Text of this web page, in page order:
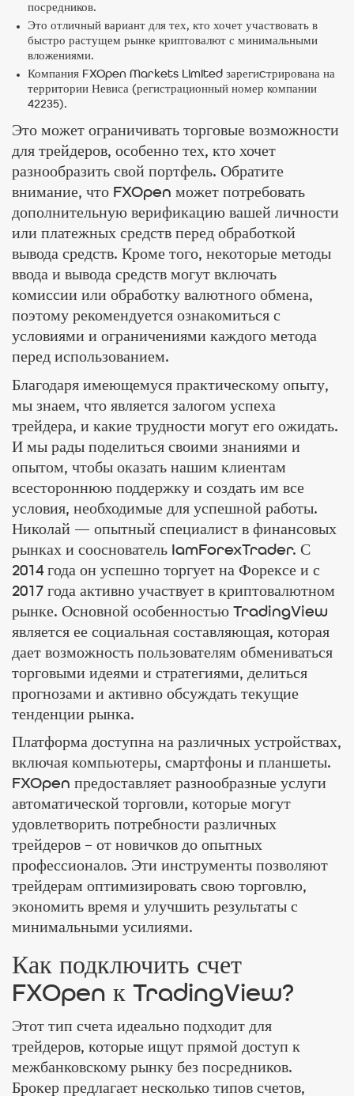
посредников.
Это отличный вариант для тех, кто хочет участвовать в
быстро растущем рынке криптовалют с минимальными
вложениями.
Компания FXOpen Markets Limited зарегиcтрирована на
территории Невиса (регистрационный номер компании
42235).
Это может ограничивать торговые возможности
для трейдеров, особенно тех, кто хочет
разнообразить свой портфель. Обратите
внимание, что FXOpen может потребовать
дополнительную верификацию вашей личности
или платежных средств перед обработкой
вывода средств. Кроме того, некоторые методы
ввода и вывода средств могут включать
комиссии или обработку валютного обмена,
поэтому рекомендуется ознакомиться с
условиями и ограничениями каждого метода
перед использованием.
Благодаря имеющемуся практическому опыту,
мы знаем, что является залогом успеха
трейдера, и какие трудности могут его ожидать.
И мы рады поделиться своими знаниями и
опытом, чтобы оказать нашим клиентам
всестороннюю поддержку и создать им все
условия, необходимые для успешной работы.
Николай — опытный специалист в финансовых
рынках и сооснователь IamForexTrader. С
2014 года он успешно торгует на Форексе и с
2017 года активно участвует в криптовалютном
рынке. Основной особенностью TradingView
является ее социальная составляющая, которая
дает возможность пользователям обмениваться
торговыми идеями и стратегиями, делиться
прогнозами и активно обсуждать текущие
тенденции рынка.
Платформа доступна на различных устройствах,
включая компьютеры, смартфоны и планшеты.
FXOpen предоставляет разнообразные услуги
автоматической торговли, которые могут
удовлетворить потребности различных
трейдеров – от новичков до опытных
профессионалов. Эти инструменты позволяют
трейдерам оптимизировать свою торговлю,
экономить время и улучшить результаты с
минимальными усилиями.
Как подключить счет
FXOpen к TradingView?
Этот тип счета идеально подходит для
трейдеров, которые ищут прямой доступ к
межбанковскому рынку без посредников.
Брокер предлагает несколько типов счетов,